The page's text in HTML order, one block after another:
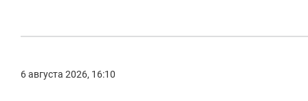
6 августа 2026, 16:10